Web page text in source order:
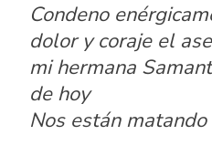
Condeno
dolor y coraje el
mi hermana
de hoy
Nos están matando